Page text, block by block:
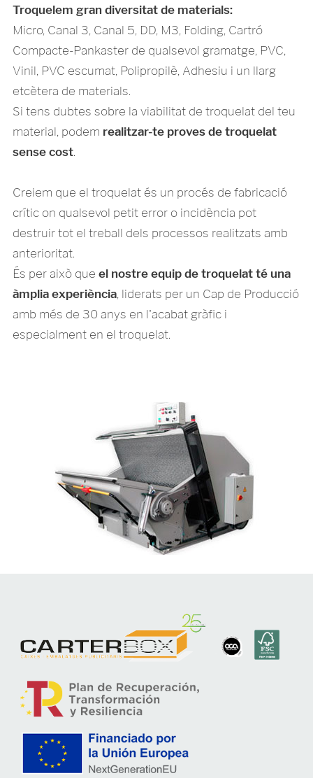
Troquelem gran diversitat de materials:
Micro, Canal 3, Canal 5, DD, M3, Folding, Cartró
Compacte-Pankaster de qualsevol gramatge, PVC,
Vinil, PVC escumat, Polipropilè, Adhesiu i un llarg
etcètera de materials.
Si tens dubtes sobre la viabilitat de troquelat del teu
material, podem realitzar-te proves de troquelat
sense cost.
Creiem que el troquelat és un procés de fabricació
crític on qualsevol petit error o incidència pot
destruir tot el treball dels processos realitzats amb
anterioritat.
És per això que el nostre equip de troquelat té una
àmplia experiència, liderats per un Cap de Producció
amb més de 30 anys en l'acabat gràfic i
especialment en el troquelat.